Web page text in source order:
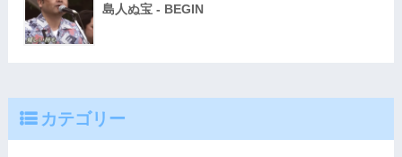
島人ぬ宝 - BEGIN
カテゴリー